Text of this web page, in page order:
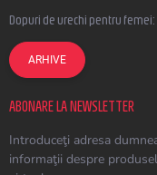
Dopuri de urechi pentru
ARHIVE
ABONARE LA NEWSLETTER
Introduceţi adresa
informaţii despre